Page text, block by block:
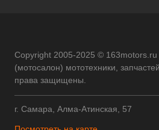
Copyright 2005-2025 © 163motors.ru
(мотосалон) мототехники,
права защищены.
г. Самара, Алма-Атинская, 57